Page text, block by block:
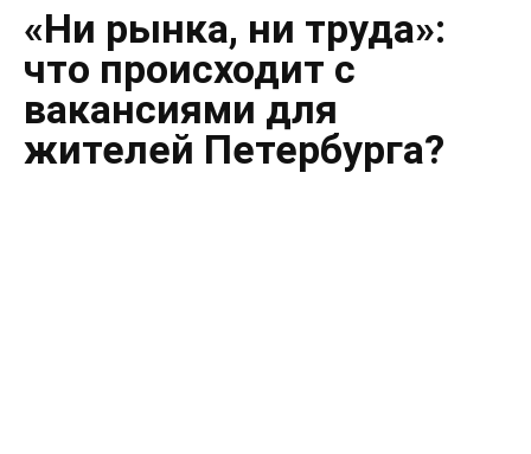
«Ни рынка, ни труда»:
что происходит с
вакансиями для
жителей Петербурга?